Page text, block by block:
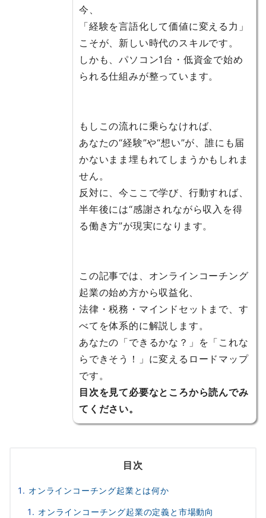
今、
「経験を言語化して価値に変える力」
こそが、新しい時代のスキルです。
しかも、パソコン1台・低資金で始め
られる仕組みが整っています。
もしこの流れに乗らなければ、
あなたの“経験”や“想い”が、誰にも届
かないまま埋もれてしまうかもしれま
せん。
反対に、今ここで学び、行動すれば、
半年後には“感謝されながら収入を得
る働き方”が現実になります。
この記事では、オンラインコーチング
起業の始め方から収益化、
法律・税務・マインドセットまで、す
べてを体系的に解説します。
あなたの「できるかな？」を「これな
らできそう！」に変えるロードマップ
です。
目次を見て必要なところから読んでみ
てください。
目次
オンラインコーチング起業とは何か
オンラインコーチング起業の定義と市場動向